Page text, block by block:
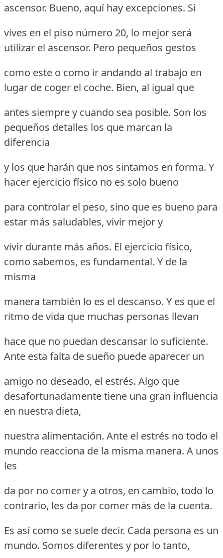
ascensor. Bueno, aquí hay excepciones. Si
vives en el piso número 20, lo mejor será
utilizar el ascensor. Pero pequeños gestos
como este o como ir andando al trabajo en
lugar de coger el coche. Bien, al igual que
antes siempre y cuando sea posible. Son los
pequeños detalles los que marcan la
diferencia
y los que harán que nos sintamos en forma. Y
hacer ejercicio físico no es solo bueno
para controlar el peso, sino que es bueno para
estar más saludables, vivir mejor y
vivir durante más años. El ejercicio físico,
como sabemos, es fundamental. Y de la
misma
manera también lo es el descanso. Y es que el
ritmo de vida que muchas personas llevan
hace que no puedan descansar lo suficiente.
Ante esta falta de sueño puede aparecer un
amigo no deseado, el estrés. Algo que
desafortunadamente tiene una gran influencia
en nuestra dieta,
nuestra alimentación. Ante el estrés no todo el
mundo reacciona de la misma manera. A unos
les
da por no comer y a otros, en cambio, todo lo
contrario, les da por comer más de la cuenta.
Es así como se suele decir. Cada persona es un
mundo. Somos diferentes y por lo tanto,